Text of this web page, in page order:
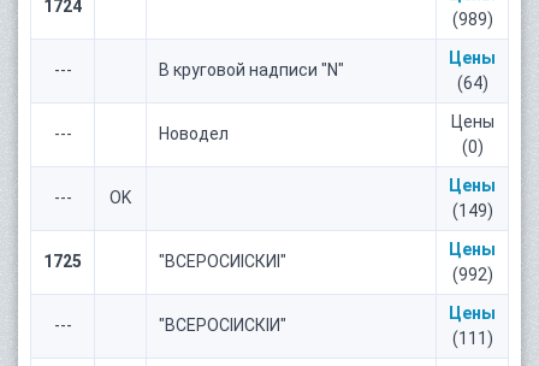
1724
(989)
--- В круговой надписи "N"
Цены
(64)
--- Новодел
Цены
(0)
--- OK
Цены
(149)
1725 "ВСЕРОСИIСКИI"
Цены
(992)
--- "ВСЕРОСIИСКIИ"
Цены
(111)